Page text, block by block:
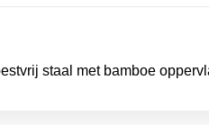
staal met bamboe